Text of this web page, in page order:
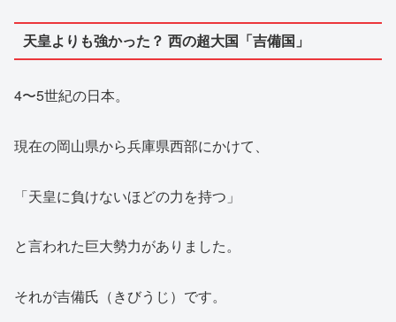
天皇よりも強かった？ 西の超大国「吉備国」
4〜5世紀の日本。
現在の岡山県から兵庫県西部にかけて、
「天皇に負けないほどの力を持つ」
と言われた巨大勢力がありました。
それが吉備氏（きびうじ）です。